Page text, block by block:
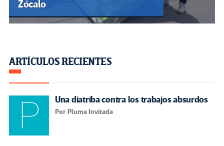
Zócalo
ARTÍCULOS RECIENTES
Una diatriba contra los trabajos absurdos
Por Pluma Invitada